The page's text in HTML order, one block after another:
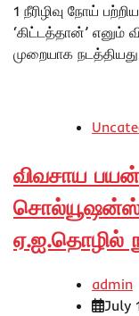
1 நீரிழிவு நோய்
‘கிட்டத்தான்’ எனும்
முறையாக
விவசாய
சொல்யூஷன்ஸ்
ஏ.ஐ.தொழில்
admin
July